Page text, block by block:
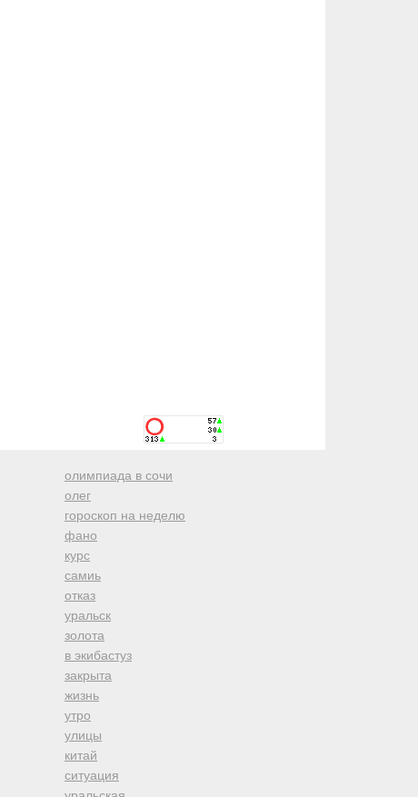
олимпиада в сочи
олег
гороскоп на неделю
фано
курс
самиь
отказ
уральск
золота
в экибастуз
закрыта
жизнь
утро
улицы
китай
ситуация